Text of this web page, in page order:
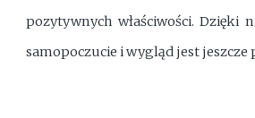
pozytywnych właściwości. Dzięki
samopoczucie i wygląd jest jeszcze